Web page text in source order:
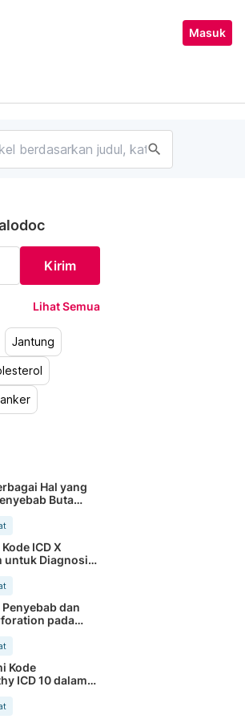
Masuk
search
Kirim
Lihat Semua
Jantung
Hal yang
Buta
ICD X
untuk Diagnosis
dan
pada
Kode
ICD 10 dalam
Pasien